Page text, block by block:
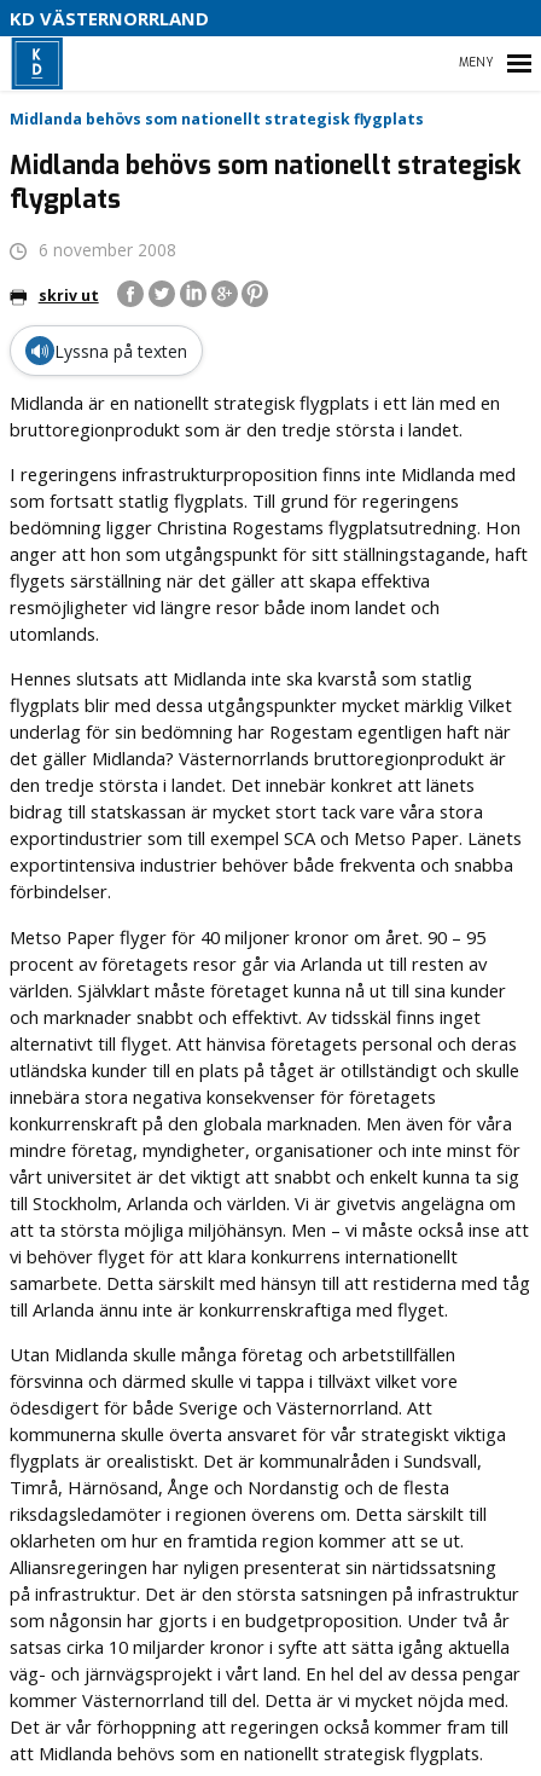
KD VÄSTERNORRLAND
HEM
PARTIDISTRIKTET
ENGAGERA DIG
MEDIA
Midlanda behövs som nationellt strategisk flygplats
Midlanda behövs som nationellt strategisk
flygplats
6 november 2008
skriv ut
🔊 Lyssna på texten
Midlanda är en nationellt strategisk flygplats i ett län med en
bruttoregionprodukt som är den tredje största i landet.
I regeringens infrastrukturproposition finns inte Midlanda med
som fortsatt statlig flygplats. Till grund för regeringens
bedömning ligger Christina Rogestams flygplatsutredning. Hon
anger att hon som utgångspunkt för sitt ställningstagande, haft
flygets särställning när det gäller att skapa effektiva
resmöjligheter vid längre resor både inom landet och
utomlands.
Hennes slutsats att Midlanda inte ska kvarstå som statlig
flygplats blir med dessa utgångspunkter mycket märklig Vilket
underlag för sin bedömning har Rogestam egentligen haft när
det gäller Midlanda? Västernorrlands bruttoregionprodukt är
den tredje största i landet. Det innebär konkret att länets
bidrag till statskassan är mycket stort tack vare våra stora
exportindustrier som till exempel SCA och Metso Paper. Länets
exportintensiva industrier behöver både frekventa och snabba
förbindelser.
Metso Paper flyger för 40 miljoner kronor om året. 90 – 95
procent av företagets resor går via Arlanda ut till resten av
världen. Självklart måste företaget kunna nå ut till sina kunder
och marknader snabbt och effektivt. Av tidsskäl finns inget
alternativt till flyget. Att hänvisa företagets personal och deras
utländska kunder till en plats på tåget är otillständigt och skulle
innebära stora negativa konsekvenser för företagets
konkurrenskraft på den globala marknaden. Men även för våra
mindre företag, myndigheter, organisationer och inte minst för
vårt universitet är det viktigt att snabbt och enkelt kunna ta sig
till Stockholm, Arlanda och världen. Vi är givetvis angelägna om
att ta största möjliga miljöhänsyn. Men – vi måste också inse att
vi behöver flyget för att klara konkurrens internationellt
samarbete. Detta särskilt med hänsyn till att restiderna med tåg
till Arlanda ännu inte är konkurrenskraftiga med flyget.
Utan Midlanda skulle många företag och arbetstillfällen
försvinna och därmed skulle vi tappa i tillväxt vilket vore
ödesdigert för både Sverige och Västernorrland. Att
kommunerna skulle överta ansvaret för vår strategiskt viktiga
flygplats är orealistiskt. Det är kommunalråden i Sundsvall,
Timrå, Härnösand, Ånge och Nordanstig och de flesta
riksdagsledamöter i regionen överens om. Detta särskilt till
oklarheten om hur en framtida region kommer att se ut.
Alliansregeringen har nyligen presenterat sin närtidssatsning
på infrastruktur. Det är den största satsningen på infrastruktur
som någonsin har gjorts i en budgetproposition. Under två år
satsas cirka 10 miljarder kronor i syfte att sätta igång aktuella
väg- och järnvägsprojekt i vårt land. En hel del av dessa pengar
kommer Västernorrland till del. Detta är vi mycket nöjda med.
Det är vår förhoppning att regeringen också kommer fram till
att Midlanda behövs som en nationellt strategisk flygplats.